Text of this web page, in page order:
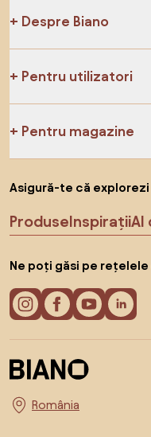
Despre Biano
Pentru utilizatori
Pentru magazine
Asigură-te că explorezi
ProduseInspirațiiAI
Ne poți găsi pe
Alege țara